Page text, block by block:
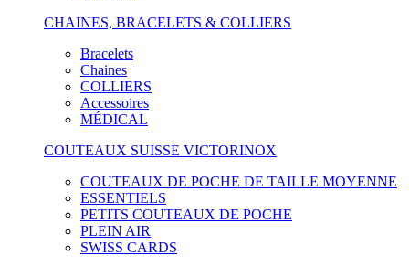
CHAINES, BRACELETS & COLLIERS
Bracelets
Chaines
COLLIERS
Accessoires
MÉDICAL
COUTEAUX SUISSE VICTORINOX
COUTEAUX DE POCHE DE TAILLE MOYENNE
ESSENTIELS
PETITS COUTEAUX DE POCHE
PLEIN AIR
SWISS CARDS